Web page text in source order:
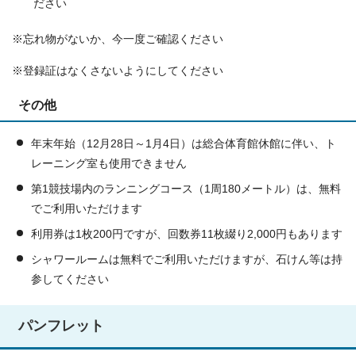
ださい
※忘れ物がないか、今一度ご確認ください
※登録証はなくさないようにしてください
その他
年末年始（12月28日～1月4日）は総合体育館休館に伴い、ト
レーニング室も使用できません
第1競技場内のランニングコース（1周180メートル）は、無料
でご利用いただけます
利用券は1枚200円ですが、回数券11枚綴り2,000円もあります
シャワールームは無料でご利用いただけますが、石けん等は持
参してください
パンフレット